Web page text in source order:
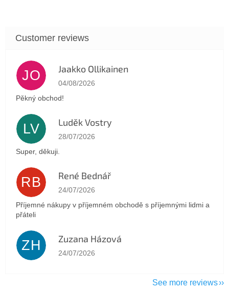
JO Jaakko Ollikainen
The store rating is 5 out of 5 stars.
04/08/2026
Pěkný obchod!
LV Luděk Vostry
The store rating is 5 out of 5 stars.
28/07/2026
Super, děkuji.
RB René Bednář
The store rating is 5 out of 5 stars.
24/07/2026
Příjemné nákupy v příjemném obchodě s příjemnými lidmi a
přáteli
ZH Zuzana Házová
The store rating is 5 out of 5 stars.
24/07/2026
See more reviews